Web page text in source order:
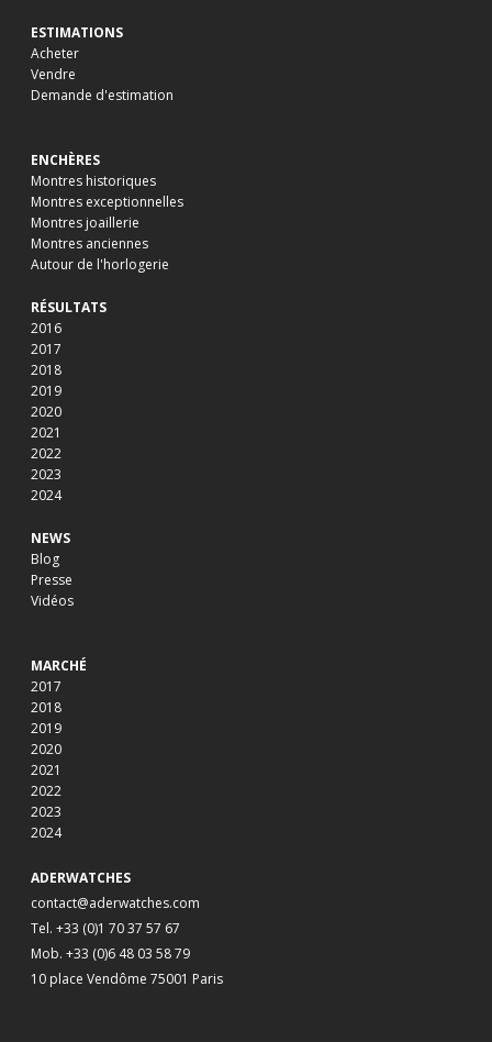
ESTIMATIONS
Acheter
Vendre
Demande d'estimation
ENCHÈRES
Montres historiques
Montres exceptionnelles
Montres joaillerie
Montres anciennes
Autour de l'horlogerie
RÉSULTATS
2016
2017
2018
2019
2020
2021
2022
2023
2024
NEWS
Blog
Presse
Vidéos
MARCHÉ
2017
2018
2019
2020
2021
2022
2023
2024
ADERWATCHES
contact@aderwatches.com
Tel. +33 (0)1 70 37 57 67
Mob. +33 (0)6 48 03 58 79
10 place Vendôme 75001 Paris